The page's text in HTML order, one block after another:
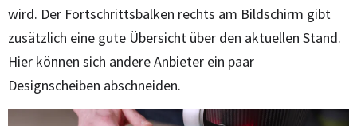
wird. Der Fortschrittsbalken rechts am Bildschirm gibt
zusätzlich eine gute Übersicht über den aktuellen Stand.
Hier können sich andere Anbieter ein paar
Designscheiben abschneiden.